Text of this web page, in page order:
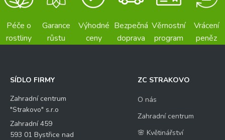
Péče o
rostliny
Garance
růstu
Výhodné
ceny
Bezpečná
doprava
Věrnostní
program
Vrácení
peněz
SÍDLO FIRMY
Zahradní centrum
"Strakovo" s.r.o
Zahradní 459
593 01 Bystřice nad
ZC STRAKOVO
O nás
Zahradní centrum
🌸 Květinářství